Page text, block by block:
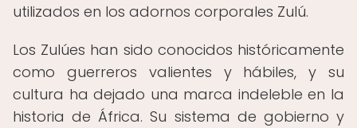
utilizados en los adornos corporales Zulú.
Los Zulúes han sido conocidos históricamente
como guerreros valientes y hábiles, y su
cultura ha dejado una marca indeleble en la
historia de África. Su sistema de gobierno y